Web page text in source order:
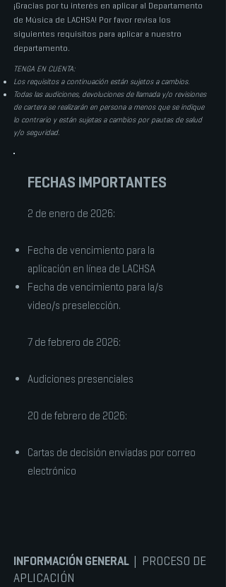
¡Gracias por tu interés en aplicar al Departamento
de Música de LACHSA! Por favor revisa los
siguientes requisitos para aplicar a nuestro
departamento.
TENGA EN CUENTA:
Los requisitos a continuación están sujetos a cambios.
Todas las audiciones, devoluciones de llamada y/o revisiones
de cartera se realizarán en persona a menos que se indique
lo contrario y están sujetas a cambios por pautas de salud
y/o seguridad.
FECHAS IMPORTANTES
2 de enero de 2026:
Fecha de vencimiento para la
aplicación en línea de LACHSA
Fecha de vencimiento para la/s
video/s preselección.
7 de febrero de 2026:
Audiciones presenciales
20 de febrero de 2026:
Cartas de decisión enviadas por correo
electrónico
INFORMACIÓN GENERAL | PROCESO DE
APLICACIÓN